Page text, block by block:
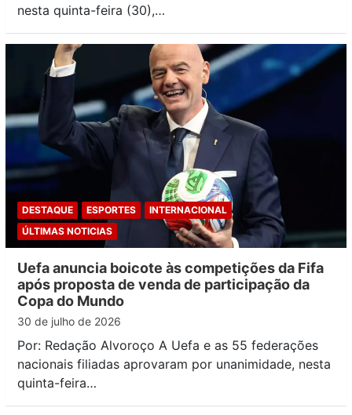
nesta quinta-feira (30),…
DESTAQUE ESPORTES
INTERNACIONAL
ÚLTIMAS NOTICIAS
Uefa anuncia boicote às competições da Fifa
após proposta de venda de participação da
Copa do Mundo
30 de julho de 2026
Por: Redação Alvoroço A Uefa e as 55 federações
nacionais filiadas aprovaram por unanimidade, nesta
quinta-feira…